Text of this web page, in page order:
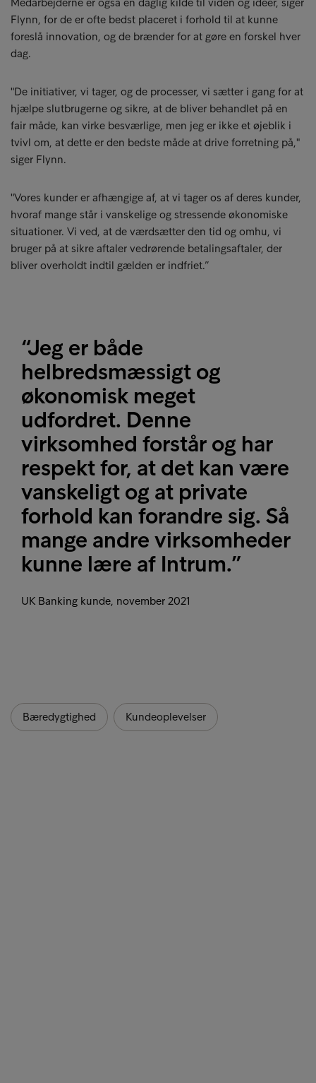
Flynn, for de er ofte bedst placeret i forhold til at kunne
foreslå innovation, og de brænder for at gøre en forskel hver
dag.
"De initiativer, vi tager, og de processer, vi sætter i gang for at
hjælpe slutbrugerne og sikre, at de bliver behandlet på en
fair måde, kan virke besværlige, men jeg er ikke et øjeblik i
tvivl om, at dette er den bedste måde at drive forretning på,"
siger Flynn.
"Vores kunder er afhængige af, at vi tager os af deres kunder,
hvoraf mange står i vanskelige og stressende økonomiske
situationer. Vi ved, at de værdsætter den tid og omhu, vi
bruger på at sikre aftaler vedrørende betalingsaftaler, der
bliver overholdt indtil gælden er indfriet.”
“Jeg er både
helbredsmæssigt og
økonomisk meget
udfordret. Denne
virksomhed forstår og har
respekt for, at det kan være
vanskeligt og at private
forhold kan forandre sig. Så
mange andre virksomheder
kunne lære af Intrum.”
UK Banking kunde, november 2021
Bæredygtighed Kundeoplevelser